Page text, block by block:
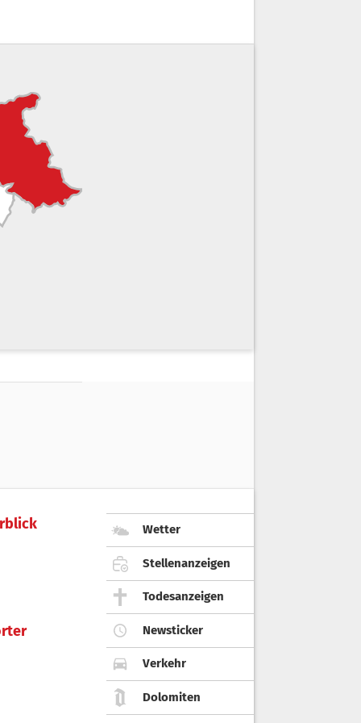
Wetter
Stellenanzeigen
Todesanzeigen
Newsticker
Verkehr
Dolomiten